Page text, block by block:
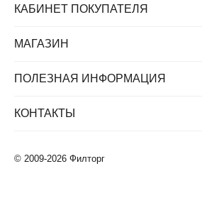
КАБИНЕТ ПОКУПАТЕЛЯ
МАГАЗИН
ПОЛЕЗНАЯ ИНФОРМАЦИЯ
КОНТАКТЫ
© 2009-2026 Филторг